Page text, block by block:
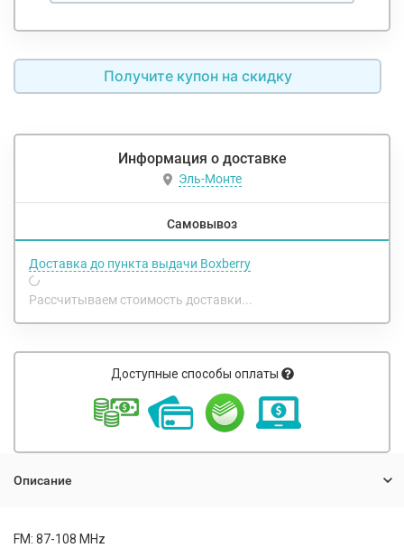
Получите купон на скидку
Информация о доставке
Эль-Монте
Самовывоз
Доставка до пункта выдачи Boxberry
Рассчитываем стоимость доставки...
Доступные способы оплаты
Описание
FM: 87-108 MHz